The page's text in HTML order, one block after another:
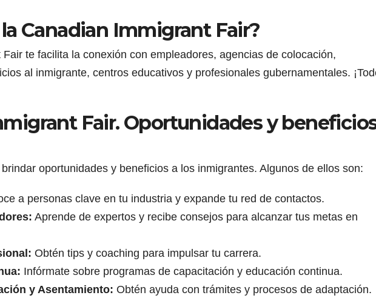
Canadian Immigrant Fair?
te facilita la conexión con empleadores, agencias de colocación,
al inmigrante, centros educativos y profesionales gubernamentales.
Fair. Oportunidades y
oportunidades y beneficios a los inmigrantes. Algunos de ellos son:
a personas clave en tu industria y expande tu red de contactos.
Aprende de expertos y recibe consejos para alcanzar tus metas en
Obtén tips y coaching para impulsar tu carrera.
Infórmate sobre programas de capacitación y educación continua.
y Asentamiento: Obtén ayuda con trámites y procesos de adaptación.